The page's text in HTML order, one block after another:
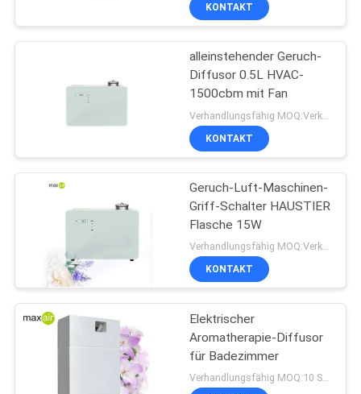
KONTAKT
alleinstehender Geruch-
Diffusor 0.5L HVAC-
1500cbm mit Fan
KONTAKT
Geruch-Luft-Maschinen-
Griff-Schalter HAUSTIER
Flasche 15W
Verhandlungsfähig MOQ:Verkäuflich
KONTAKT
Elektrischer
Aromatherapie-Diffusor
für Badezimmer
Verhandlungsfähig MOQ:10 Stücke